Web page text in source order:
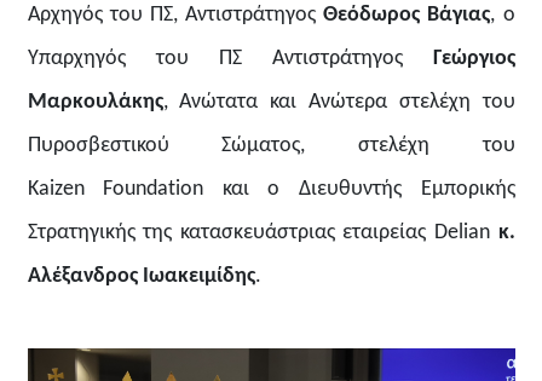
Αρχηγός του ΠΣ, ΑντιστράτηγοςΘεόδωρος Βάγιας, ο
Υπαρχηγός του ΠΣ Αντιστράτηγος
Γεώργιος
Μαρκουλάκης, Ανώτατα και Ανώτερα στελέχη του
Πυροσβεστικού Σώματος, στελέχη του
Kaizen Foundation και ο Διευθυντής Εμπορικής
Στρατηγικής της κατασκευάστριας εταιρείας Delian κ.
Αλέξανδρος Ιωακειμίδης.